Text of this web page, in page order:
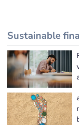
Sustainable